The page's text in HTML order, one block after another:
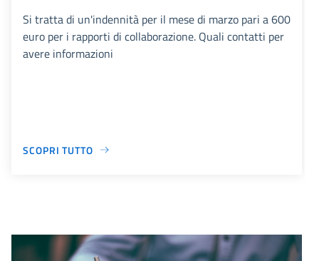
Si tratta di un'indennità per il mese di marzo pari a 600
euro per i rapporti di collaborazione. Quali contatti per
avere informazioni
SCOPRI TUTTO